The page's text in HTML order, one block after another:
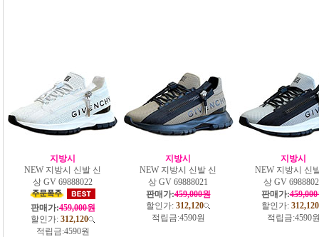
지방시
NEW 지방시 신발 신
상 GV 69888022
판매가:459,000원
할인가: 312,120
적립금:4590원
지방시
NEW 지방시 신발 신
상 GV 69888021
판매가:459,000원
할인가: 312,120
적립금:4590원
지방시
NEW 지방시 신
상 GV
판매가:
할인가: 312,120
적립금:4590